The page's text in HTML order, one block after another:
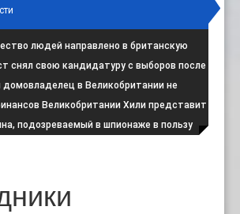
людей направлено в британскую
с радикал:
снял свою кандидатуру с выборов после
общест:
в Великобритании не
запрет на испо:
Великобритании Хили представит
28 октя:
подозреваемый в шпионаже в пользу